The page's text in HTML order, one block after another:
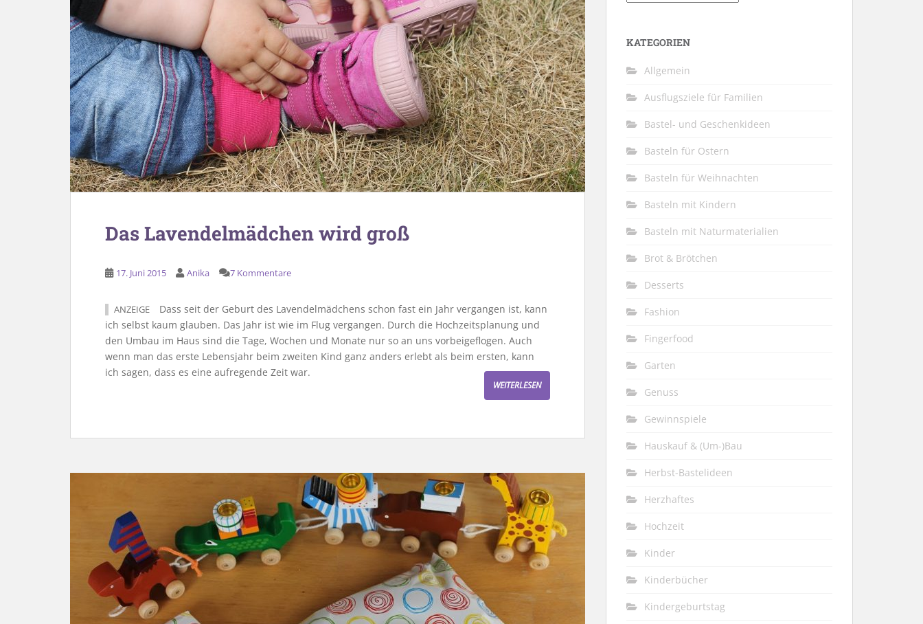
Das Lavendelmädchen wird groß
17. Juni 2015 Anika 7 Kommentare
ANZEIGE
Dass seit der Geburt des Lavendelmädchens schon fast ein Jahr vergangen ist, kann
ich selbst kaum glauben. Das Jahr ist wie im Flug vergangen. Durch die Hochzeitsplanung und
den Umbau im Haus sind die Tage, Wochen und Monate nur so an uns vorbeigeflogen. Auch
wenn man das erste Lebensjahr beim zweiten Kind ganz anders erlebt als beim ersten, kann
ich sagen, dass es eine aufregende Zeit war.
WEITERLESEN
KATEGORIEN
Allgemein
Ausflugsziele für Familien
Bastel- und Geschenkideen
Basteln für Ostern
Basteln für Weihnachten
Basteln mit Kindern
Basteln mit Naturmaterialien
Brot & Brötchen
Desserts
Fashion
Fingerfood
Garten
Genuss
Gewinnspiele
Hauskauf & (Um-)Bau
Herbst-Bastelideen
Herzhaftes
Hochzeit
Kinder
Kinderbücher
Kindergeburtstag